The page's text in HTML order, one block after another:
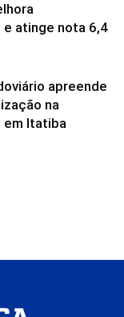
e atinge nota 6,4
apreende
na
em Itatiba